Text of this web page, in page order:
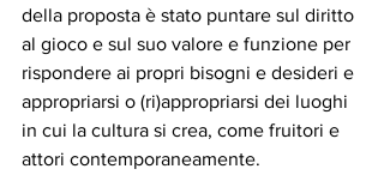
della proposta è stato puntare sul diritto
al gioco e sul suo valore e funzione per
rispondere ai propri bisogni e desideri e
appropriarsi o (ri)appropriarsi dei luoghi
in cui la cultura si crea, come fruitori e
attori contemporaneamente.